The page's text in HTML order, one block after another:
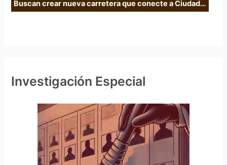
Buscan crear nueva carretera que conecte a Ciudad…
Investigación Especial